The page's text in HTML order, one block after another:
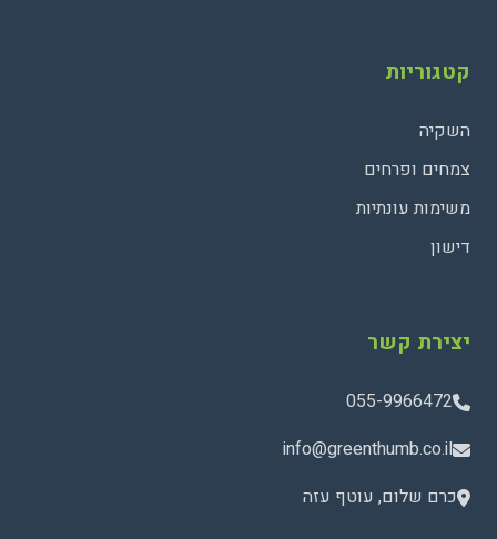
קטגוריות
השקיה
צמחים ופרחים
משימות עונתיות
דישון
יצירת קשר
055-9966472
info@greenthumb.co.il
כרם שלום, עוטף עזה